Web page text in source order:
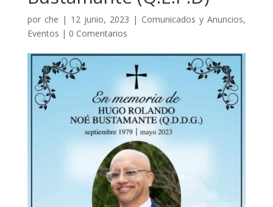
por che | 12 junio, 2023 | Comunicados y Anuncios,
Eventos | 0 Comentarios